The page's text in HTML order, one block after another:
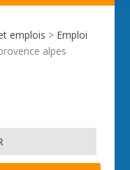
emplois > Emploi
alpes